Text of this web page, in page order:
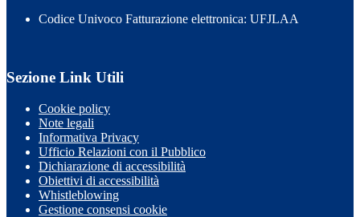
Codice Univoco Fatturazione elettronica: UFJLAA
Sezione Link Utili
Cookie policy
Note legali
Informativa Privacy
Ufficio Relazioni con il Pubblico
Dichiarazione di accessibilità
Obiettivi di accessibilità
Whistleblowing
Gestione consensi cookie